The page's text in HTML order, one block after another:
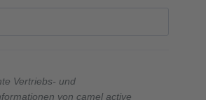
Vertriebs- und
von camel active